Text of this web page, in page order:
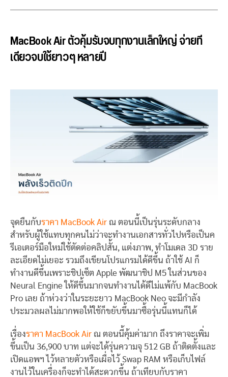
MacBook Air ตัวคุ้มรับจบทุกงานเล็กใหญ่ จ่ายที
เดียวจบใช้ยาวๆ หลายปี
จุดยืนกับราคา MacBook Air ณ ตอนนี้เป็นรุ่นระดับกลาง
สำหรับผู้ใช้แทบทุกคนไม่ว่าจะทำงานเอกสารทั่วไปหรือเป็นค
รีเอเตอร์มือใหม่ใช้ตัดต่อคลิปสั้น, แต่งภาพ, ทำโมเดล 3D ราย
ละเอียดไม่เยอะ รวมถึงเขียนโปรแกรมได้ดีขึ้น ถ้าใช้ AI ก็
ทำงานดีขึ้นเพราะชิปเซ็ต Apple พัฒนาชิป M5 ในส่วนของ
Neural Engine ให้ดีขึ้นมากจนทำงานได้ดีไม่แพ้กับ MacBook
Pro เลย ถ้าห่วงว่าในระยะยาว MacBook Neo จะมีกำลัง
ประมวลผลไม่มากพอให้ใช้ก็ขยับขึ้นมาซื้อรุ่นนี้แทนก็ได้
เรื่องราคา MacBook Air ณ ตอนนี้คุ้มค่ามาก ถึงราคาจะเพิ่ม
ขึ้นเป็น 36,900 บาท แต่จะได้รุ่นความจุ 512 GB ถ้าติดตั้งและ
เปิดแอพฯ ไว้หลายตัวหรือเผื่อไว้ Swap RAM หรือเก็บไฟล์
งานไว้ในเครื่องก็จะทำได้สะดวกขึ้น ถ้าเทียบกับราคา